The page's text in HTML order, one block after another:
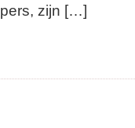
zijn […]